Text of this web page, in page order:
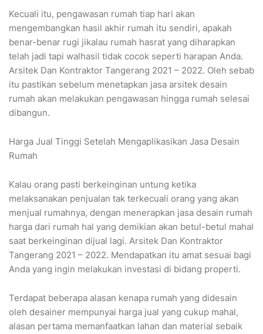
Kecuali itu, pengawasan rumah tiap hari akan
mengembangkan hasil akhir rumah itu sendiri, apakah
benar-benar rugi jikalau rumah hasrat yang diharapkan
telah jadi tapi walhasil tidak cocok seperti harapan Anda.
Arsitek Dan Kontraktor Tangerang 2021 – 2022. Oleh sebab
itu pastikan sebelum menetapkan jasa arsitek desain
rumah akan melakukan pengawasan hingga rumah selesai
dibangun.
Harga Jual Tinggi Setelah Mengaplikasikan Jasa Desain
Rumah
Kalau orang pasti berkeinginan untung ketika
melaksanakan penjualan tak terkecuali orang yang akan
menjual rumahnya, dengan menerapkan jasa desain rumah
harga dari rumah hal yang demikian akan betul-betul mahal
saat berkeinginan dijual lagi. Arsitek Dan Kontraktor
Tangerang 2021 – 2022. Mendapatkan itu amat sesuai bagi
Anda yang ingin melakukan investasi di bidang properti.
Terdapat beberapa alasan kenapa rumah yang didesain
oleh desainer mempunyai harga jual yang cukup mahal,
alasan pertama memanfaatkan lahan dan material sebaik